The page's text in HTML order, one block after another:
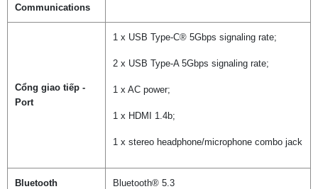
Chọn mua sản phẩm khác
Communications
Cổng giao tiếp -
Port
1 x USB Type-C® 5Gbps signaling rate;
2 x USB Type-A 5Gbps signaling rate;
1 x AC power;
1 x HDMI 1.4b;
1 x stereo headphone/microphone combo jack
Bluetooth Bluetooth® 5.3